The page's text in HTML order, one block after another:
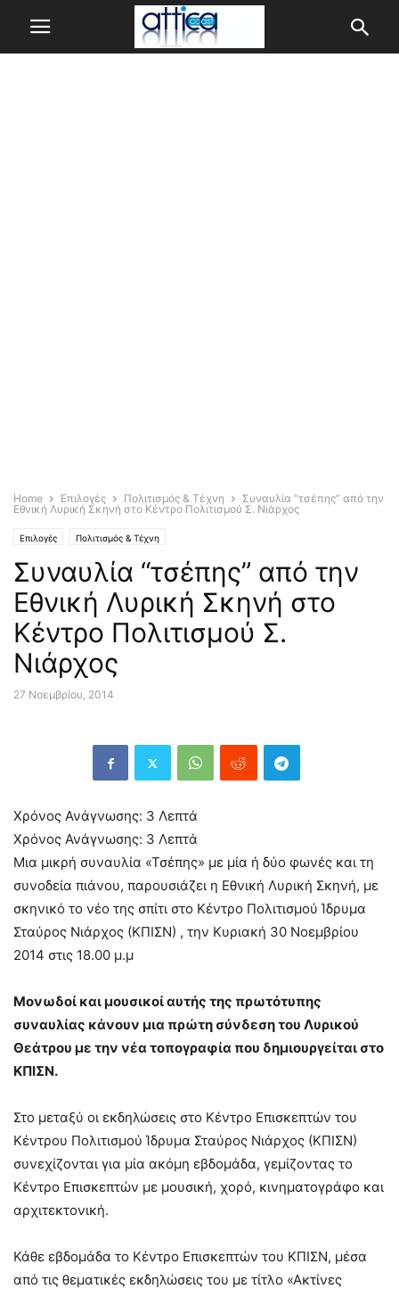
Home Επιλογές Πολιτισμός & Τέχνη
Συναυλία “τσέπης” από την
Εθνική Λυρική Σκηνή στο Κέντρο Πολιτισμού Σ. Νιάρχος
Επιλογές Πολιτισμός & Τέχνη
Συναυλία “τσέπης” από την
Εθνική Λυρική Σκηνή στο
Κέντρο Πολιτισμού Σ.
Νιάρχος
27 Νοεμβρίου, 2014
Χρόνος Ανάγνωσης: 3 Λεπτά
Χρόνος Ανάγνωσης: 3 Λεπτά
Μια μικρή συναυλία «Τσέπης» με μία ή δύο φωνές και τη
συνοδεία πιάνου, παρουσιάζει η Εθνική Λυρική Σκηνή, με
σκηνικό το νέο της σπίτι στο Κέντρο Πολιτισμού Ίδρυμα
Σταύρος Νιάρχος (ΚΠΙΣΝ) , την Κυριακή 30 Νοεμβρίου
2014 στις 18.00 μ.μ
Μονωδοί και μουσικοί αυτής της πρωτότυπης
συναυλίας κάνουν μια πρώτη σύνδεση του Λυρικού
Θεάτρου με την νέα τοπογραφία που δημιουργείται στο
ΚΠΙΣΝ.
Στο μεταξύ οι εκδηλώσεις στο Κέντρο Επισκεπτών του
Κέντρου Πολιτισμού Ίδρυμα Σταύρος Νιάρχος (ΚΠΙΣΝ)
συνεχίζονται για μία ακόμη εβδομάδα, γεμίζοντας το
Κέντρο Επισκεπτών με μουσική, χορό, κινηματογράφο και
αρχιτεκτονική.
Κάθε εβδομάδα το Κέντρο Επισκεπτών του ΚΠΙΣΝ, μέσα
από τις θεματικές εκδηλώσεις του με τίτλο «Ακτίνες